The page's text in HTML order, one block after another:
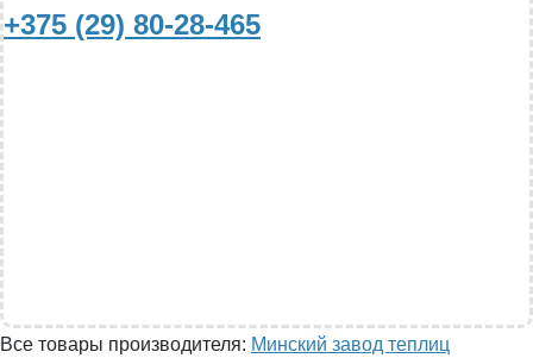
+375 (29) 80-28-465
Все товары производителя: Минский завод теплиц